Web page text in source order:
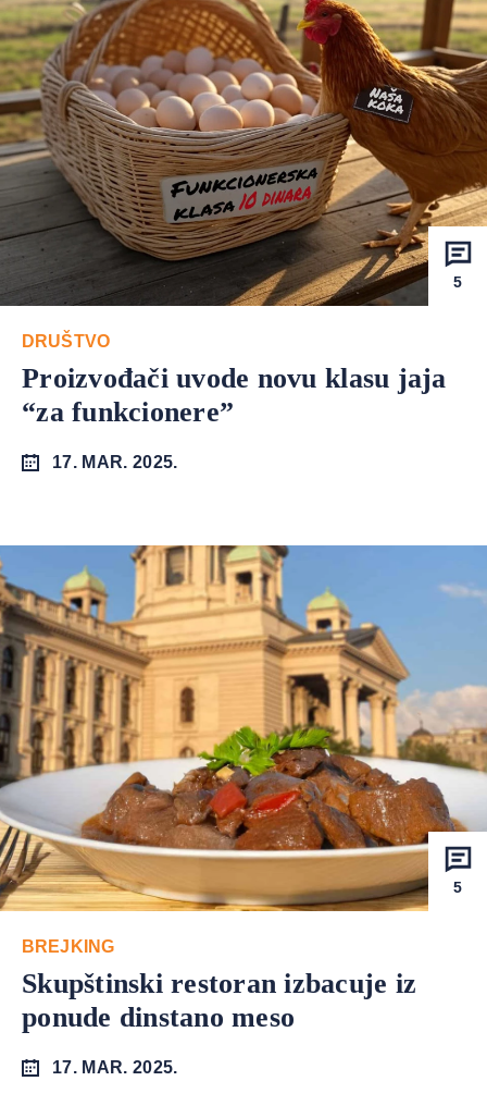
5
DRUŠTVO
Proizvođači uvode novu klasu jaja
“za funkcionere”
17. MAR. 2025.
5
BREJKING
Skupštinski restoran izbacuje iz
ponude dinstano meso
17. MAR. 2025.